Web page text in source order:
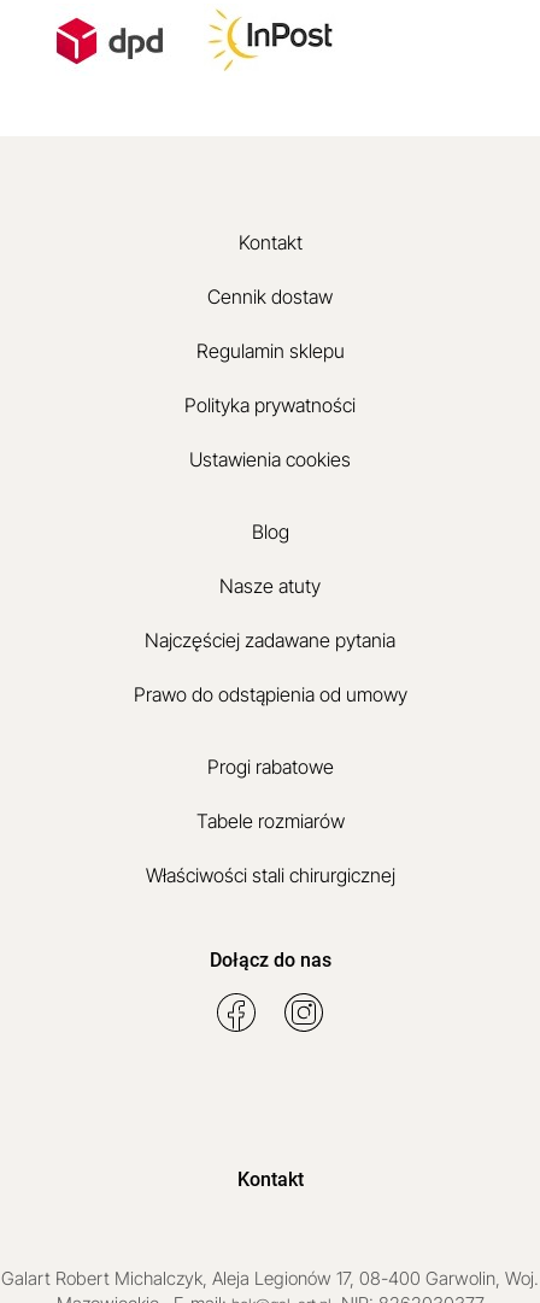
Kontakt
Cennik dostaw
Regulamin sklepu
Polityka prywatności
Ustawienia cookies
Blog
Nasze atuty
Najczęściej zadawane pytania
Prawo do odstąpienia od umowy
Progi rabatowe
Tabele rozmiarów
Właściwości stali chirurgicznej
Dołącz do nas
Kontakt
Galart Robert Michalczyk, Aleja Legionów 17, 08-400 Garwolin, Woj.